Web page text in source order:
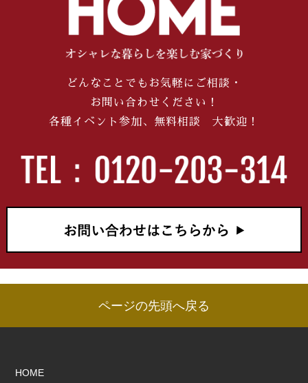
どんなことでもお気軽にご相談・
お問い合わせください！
各種イベント参加、無料相談 大歓迎！
ページの先頭へ戻る
HOME